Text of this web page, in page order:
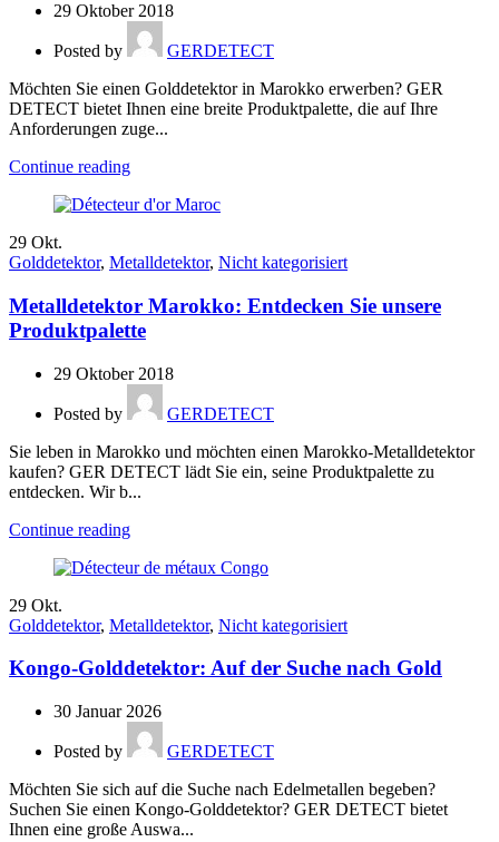
29 Oktober 2018
Posted by
GERDETECT
Möchten Sie einen Golddetektor in Marokko erwerben? GER
DETECT bietet Ihnen eine breite Produktpalette, die auf Ihre
Anforderungen zuge...
Continue reading
29 Okt.
Golddetektor, Metalldetektor, Nicht kategorisiert
Metalldetektor Marokko: Entdecken Sie unsere
Produktpalette
29 Oktober 2018
Posted by
GERDETECT
Sie leben in Marokko und möchten einen Marokko-Metalldetektor
kaufen? GER DETECT lädt Sie ein, seine Produktpalette zu
entdecken. Wir b...
Continue reading
29 Okt.
Golddetektor, Metalldetektor, Nicht kategorisiert
Kongo-Golddetektor: Auf der Suche nach Gold
30 Januar 2026
Posted by
GERDETECT
Möchten Sie sich auf die Suche nach Edelmetallen begeben?
Suchen Sie einen Kongo-Golddetektor? GER DETECT bietet
Ihnen eine große Auswa...